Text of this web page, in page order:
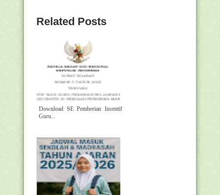
Related Posts
Download SE Pemberian Insentif
Guru...